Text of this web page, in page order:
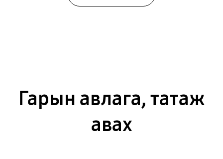
Гарын авлага, татаж
авах